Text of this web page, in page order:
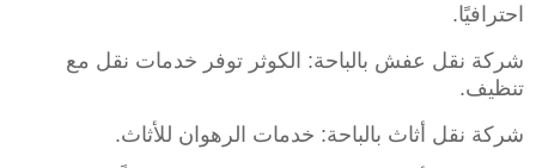
احترافيًا.
شركة نقل عفش بالباحة: الكوثر توفر خدمات نقل مع
تنظيف.
شركة نقل أثاث بالباحة: خدمات الرهوان للأثاث.